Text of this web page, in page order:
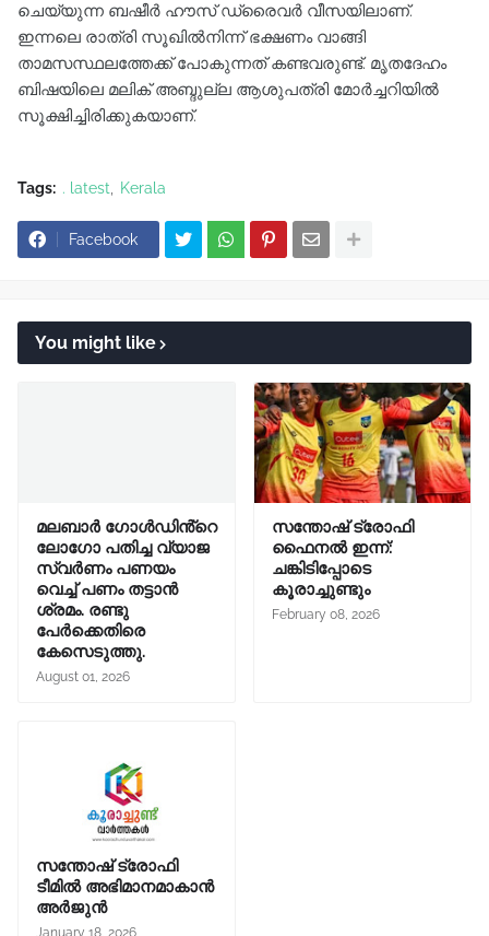
ചെയ്യുന്ന ബഷീർ ഹൗസ് ഡ്രൈവർ വീസയിലാണ്.
ഇന്നലെ രാത്രി സൂഖില്‍നിന്ന് ഭക്ഷണം വാങ്ങി
താമസസ്ഥലത്തേക്ക് പോകുന്നത് കണ്ടവരുണ്ട്. മൃതദേഹം
ബിഷയിലെ മലിക് അബ്ദുല്ല ആശുപത്രി മോർച്ചറിയില്‍
സൂക്ഷിച്ചിരിക്കുകയാണ്.
Tags: . latest Kerala
Facebook
You might like
മലബാർ ഗോൾഡിൻ്റെ
ലോഗോ പതിച്ച വ്യാജ
സ്വർണം പണയം
വെച്ച് പണം തട്ടാൻ
ശ്രമം. രണ്ടു
പേർക്കെതിരെ
കേസെടുത്തു.
August 01, 2026
സന്തോഷ് ട്രോഫി
ഫൈനൽ ഇന്ന്:
ചങ്കിടിപ്പോടെ
കൂരാച്ചുണ്ടും
February 08, 2026
സന്തോഷ് ട്രോഫി
ടീമിൽ അഭിമാനമാകാൻ
അർജുൻ
January 18, 2026